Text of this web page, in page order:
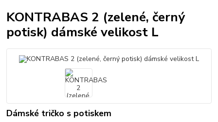
KONTRABAS 2 (zelené, černý
potisk) dámské velikost L
Dámské tričko s potiskem